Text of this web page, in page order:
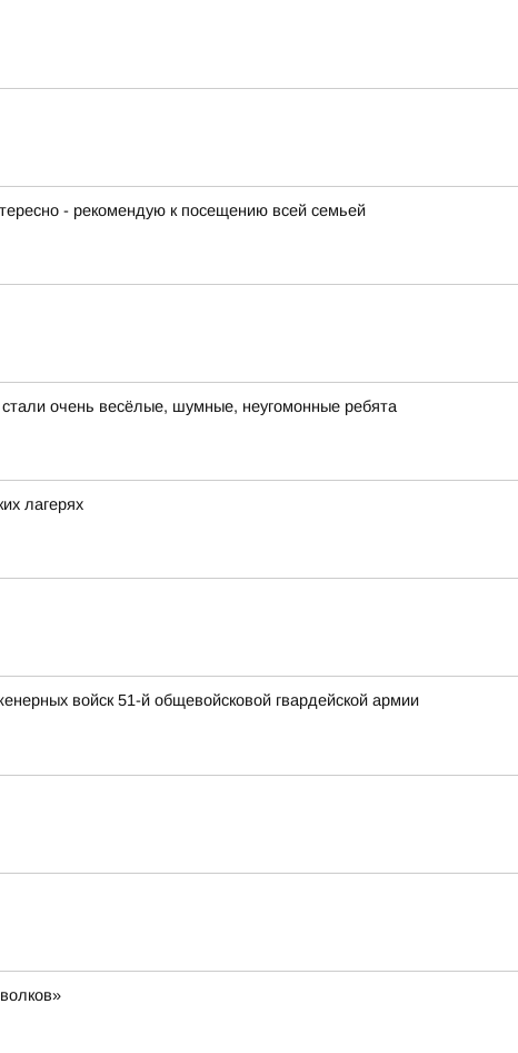
- рекомендую к посещению всей семьей
очень весёлые, шумные, неугомонные ребята
лагерях
войск 51-й общевойсковой гвардейской армии